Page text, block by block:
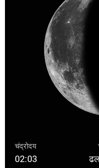
चंद्रोदय
02:03